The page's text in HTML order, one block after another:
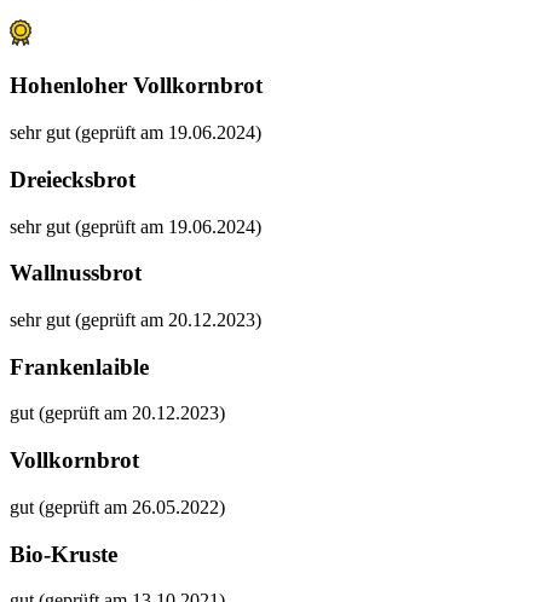
Hohenloher Vollkornbrot
sehr gut (geprüft am 19.06.2024)
Dreiecksbrot
sehr gut (geprüft am 19.06.2024)
Wallnussbrot
sehr gut (geprüft am 20.12.2023)
Frankenlaible
gut (geprüft am 20.12.2023)
Vollkornbrot
gut (geprüft am 26.05.2022)
Bio-Kruste